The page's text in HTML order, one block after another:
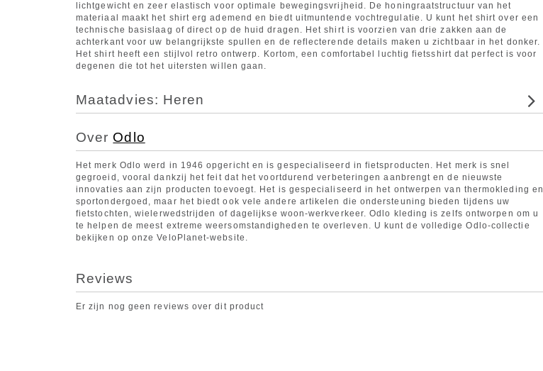
lichtgewicht en zeer elastisch voor optimale bewegingsvrijheid. De honingraatstructuur van het
materiaal maakt het shirt erg ademend en biedt uitmuntende vochtregulatie. U kunt het shirt over een
technische basislaag of direct op de huid dragen. Het shirt is voorzien van drie zakken aan de
achterkant voor uw belangrijkste spullen en de reflecterende details maken u zichtbaar in het donker.
Het shirt heeft een stijlvol retro ontwerp. Kortom, een comfortabel luchtig fietsshirt dat perfect is voor
degenen die tot het uitersten willen gaan.
Maatadvies: Heren
Over Odlo
Het merk Odlo werd in 1946 opgericht en is gespecialiseerd in fietsproducten. Het merk is snel
gegroeid, vooral dankzij het feit dat het voortdurend verbeteringen aanbrengt en de nieuwste
innovaties aan zijn producten toevoegt. Het is gespecialiseerd in het ontwerpen van thermokleding en
sportondergoed, maar het biedt ook vele andere artikelen die ondersteuning bieden tijdens uw
fietstochten, wielerwedstrijden of dagelijkse woon-werkverkeer. Odlo kleding is zelfs ontworpen om u
te helpen de meest extreme weersomstandigheden te overleven. U kunt de volledige Odlo-collectie
bekijken op onze VeloPlanet-website.
Reviews
Er zijn nog geen reviews over dit product